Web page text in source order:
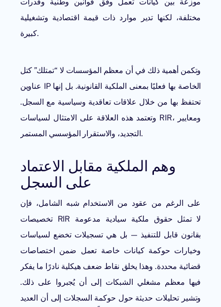
مختلفة، لكنها تدير موارد ذات قيمة اقتصادية وتشغيلية
كبيرة.
وتكمن أهمية ذلك في أن معظم المؤسسات لا “تمتلك” كتل
عناوين IP الخاصة بها فعليًا بمعنى الملكية القانونية. بل إنها
تحتفظ بها من خلال علاقات تعاقدية وسياسية مع السجل.
وتعتمد هذه العلاقة على الامتثال لسياسات RIR، ومعايير
التجديد، والاستقرار المؤسسي المستمر.
وهم الملكية مقابل الاعتماد
على السجل
على الرغم من عقود من الاستخدام شبه الشامل، فإن
تخصيصات RIR لا تمثل حقوق ملكية سيادية مدعومة
بقانون قابل للتنفيذ — بل هي تسجيلات تخضع لسياسات
وخيارات حوكمة كيانات خاصة تعمل ضمن اختصاصات
قضائية محددة. وهذا يخلق نقاط ضعف هيكلية نادرًا ما يفكر
فيها معظم مشغلي الشبكات إلى أن يُجبروا على ذلك.
وتشير تحليلات حديثة حول حوكمة السجلات إلى أن العديد